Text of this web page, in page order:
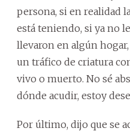
persona, si en realidad
está teniendo, si ya no
llevaron en algún
un tráfico de criatura
vivo o muerto. No sé
dónde acudir, estoy
Por último, dijo que se